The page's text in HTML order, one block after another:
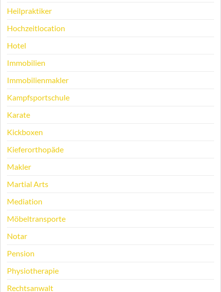
Heilpraktiker
Hochzeitlocation
Hotel
Immobilien
Immobilienmakler
Kampfsportschule
Karate
Kickboxen
Kieferorthopäde
Makler
Martial Arts
Mediation
Möbeltransporte
Notar
Pension
Physiotherapie
Rechtsanwalt